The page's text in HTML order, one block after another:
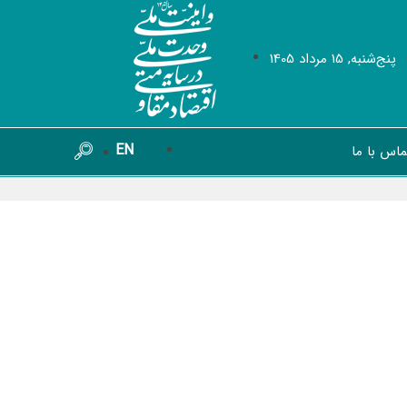
پنج‌شنبه, 15 مرداد 1405
با ما EN